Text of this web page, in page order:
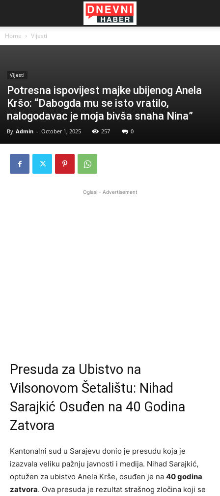
Home Vijesti
Vijesti
Potresna ispovijest majke ubijenog Anela
Kršo: “Dabogda mu se isto vratilo,
nalogodavac je moja bivša snaha Nina”
By Admin - October 1, 2025 257 0
Oglasi - Advertisement
Presuda za Ubistvo na
Vilsonovom Šetalištu: Nihad
Sarajkić Osuđen na 40 Godina
Zatvora
Kantonalni sud u Sarajevu donio je presudu koja je
izazvala veliku pažnju javnosti i medija. Nihad Sarajkić,
optužen za ubistvo Anela Krše, osuđen je na 40 godina
zatvora. Ova presuda je rezultat strašnog zločina koji se